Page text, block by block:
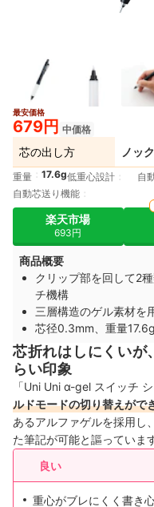
最安価格
679円 中価格
芯の出し方 ノッ
重量 17.6g低重心設計 自
自動芯送り機能
楽天市場
693円
商品概要
クリップ部を回して2
チ機構
三層構造のゲル素材を
芯径0.3mm、重量
芯折れはしにくいが
らい印象
「Uni Uni α-gel スイッチ
ルドモードの切り替えがで
あるアルファゲルを採用し
た筆記が可能と謳っています
良い
重心がブレにくく書き